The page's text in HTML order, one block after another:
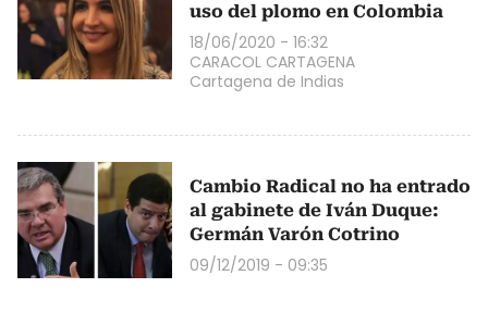
uso del plomo en Colombia
18/06/2020 - 16:32
CARACOL CARTAGENA
Cartagena de Indias
Cambio Radical no ha entrado
al gabinete de Iván Duque:
Germán Varón Cotrino
09/12/2019 - 09:35